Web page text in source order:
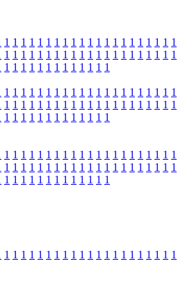
1 1 1 1 1 1 1 1 1 1 1 1 1 1 1 1 1 1 1 1 1
1 1 1 1 1 1 1 1 1 1 1 1 1 1 1 1 1 1 1 1 1
1 1 1 1 1 1 1 1 1 1 1 1 1
1 1 1 1 1 1 1 1 1 1 1 1 1 1 1 1 1 1 1 1 1
1 1 1 1 1 1 1 1 1 1 1 1 1 1 1 1 1 1 1 1 1
1 1 1 1 1 1 1 1 1 1 1 1 1
1 1 1 1 1 1 1 1 1 1 1 1 1 1 1 1 1 1 1 1 1
1 1 1 1 1 1 1 1 1 1 1 1 1 1 1 1 1 1 1 1 1
1 1 1 1 1 1 1 1 1 1 1 1 1
1 1 1 1 1 1 1 1 1 1 1 1 1 1 1 1 1 1 1 1 1